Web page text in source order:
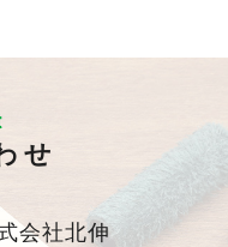
せ
会社北伸